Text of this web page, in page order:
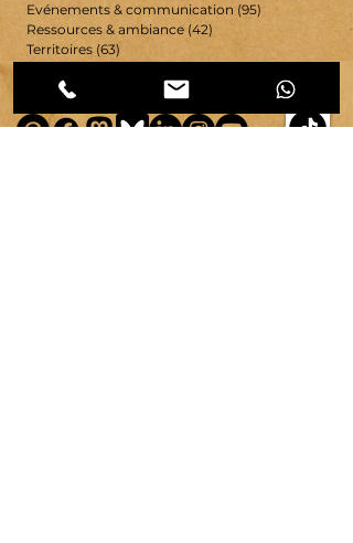
Evénements & communication (95)
Ressources & ambiance (42)
Territoires (63)